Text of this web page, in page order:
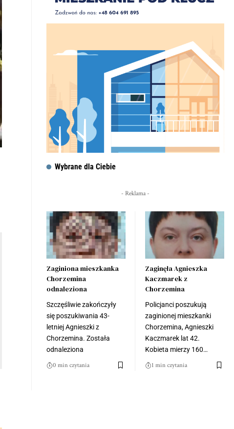
Wybrane dla Ciebie
- Reklama -
Zaginiona mieszkanka
Chorzemina
odnaleziona
Szczęśliwie zakończyły
się poszukiwania 43-
letniej Agnieszki z
Chorzemina. Została
odnaleziona
0 min czytania
Zaginęła Agnieszka
Kaczmarek z
Chorzemina
Policjanci poszukują
zaginionej mieszkanki
Chorzemina, Agnieszki
Kaczmarek lat 42.
Kobieta mierzy 160…
1 min czytania